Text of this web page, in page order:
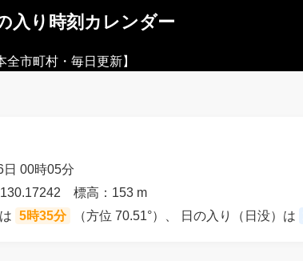
入り時刻カレンダー
市町村・毎日更新】
00時05分
標高：153 m
5時35分 （方位 70.51°）、 日の入り（日没）は